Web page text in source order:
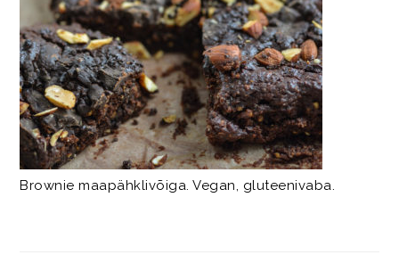
Brownie maapähklivõiga. Vegan, gluteenivaba.